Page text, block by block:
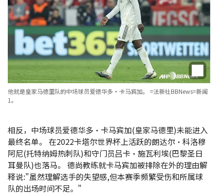
他就是皇家马德里队的中场球员爱德华多•卡马宾加。 =法新社BBNews=新闻
1。
相反，中场球员爱德华多•卡马宾加(皇家马德里)未能进入
最终名单。 在2022卡塔尔世界杯上活跃的朗达尔•科洛穆
阿尼(托特纳姆热刺队)和守门员吕卡•施瓦利埃(巴黎圣日
耳曼队)也落马。 德尚教练就卡马宾加被排除在外的理由解
释说:"虽然理解选手的失望感,但本赛季频繁受伤和所属球
队的出场时间不足。"